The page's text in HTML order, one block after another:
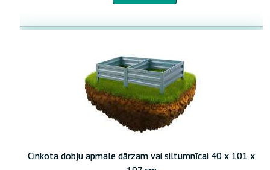
Cinkota dobju apmale dārzam vai siltumnīcai 40 x 101 x